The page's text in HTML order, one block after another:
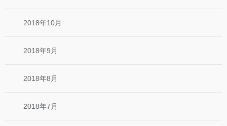
2018年10月
2018年9月
2018年8月
2018年7月